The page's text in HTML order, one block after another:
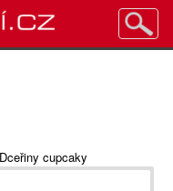
Dceřiny cupcaky